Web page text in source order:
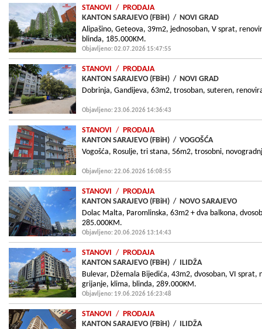
STANOVI / PRODAJA
KANTON SARAJEVO (FBiH) / NOVI GRAD
Alipašino, Geteova, 39m2, jednosoban, V sprat,
blinda, 185.000KM.
Objavljeno: 02.07.2026 15:47:55
STANOVI / PRODAJA
KANTON SARAJEVO (FBiH) / NOVI GRAD
Dobrinja, Gandijeva, 63m2, trosoban, suteren,
Objavljeno: 23.06.2026 14:36:43
STANOVI / PRODAJA
KANTON SARAJEVO (FBiH) / VOGOŠĆA
Vogošća, Rosulje, tri stana, 56m2, trosobni,
Objavljeno: 22.06.2026 16:08:55
STANOVI / PRODAJA
KANTON SARAJEVO (FBiH) / NOVO SARAJEVO
Dolac Malta, Paromlinska, 63m2 + dva balkona,
285.000KM.
Objavljeno: 20.06.2026 13:14:43
STANOVI / PRODAJA
KANTON SARAJEVO (FBiH) / ILIDŽA
Bulevar, Džemala Bijedića, 43m2, dvosoban, VI
grijanje, klima, blinda, 289.000KM.
Objavljeno: 19.06.2026 16:23:48
STANOVI / PRODAJA
KANTON SARAJEVO (FBiH) / ILIDŽA